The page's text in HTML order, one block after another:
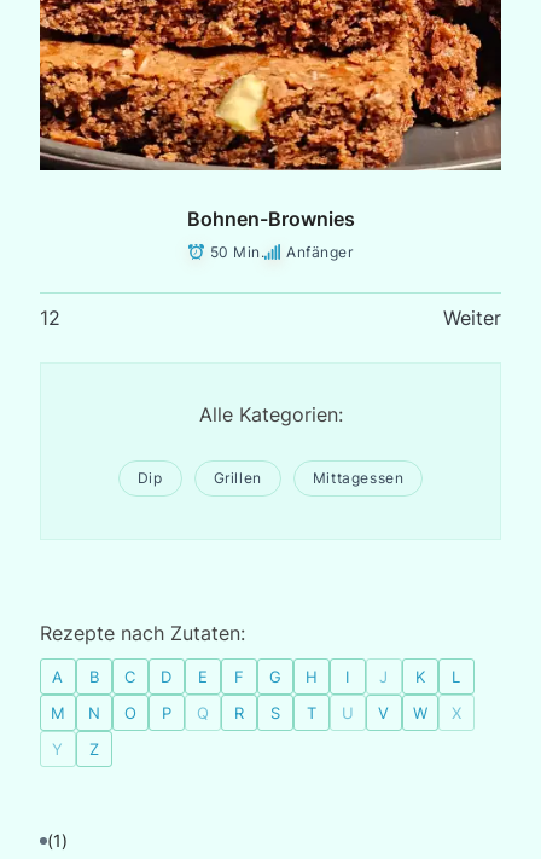
Bohnen-Brownies
50 Min. Anfänger
12 Weiter
Alle Kategorien:
Dip Grillen Mittagessen
Rezepte nach Zutaten:
A B C D E F G H I J K
L
M
N O P Q R S T U V W
X
Y
Z
(1)